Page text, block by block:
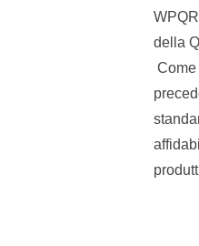
della